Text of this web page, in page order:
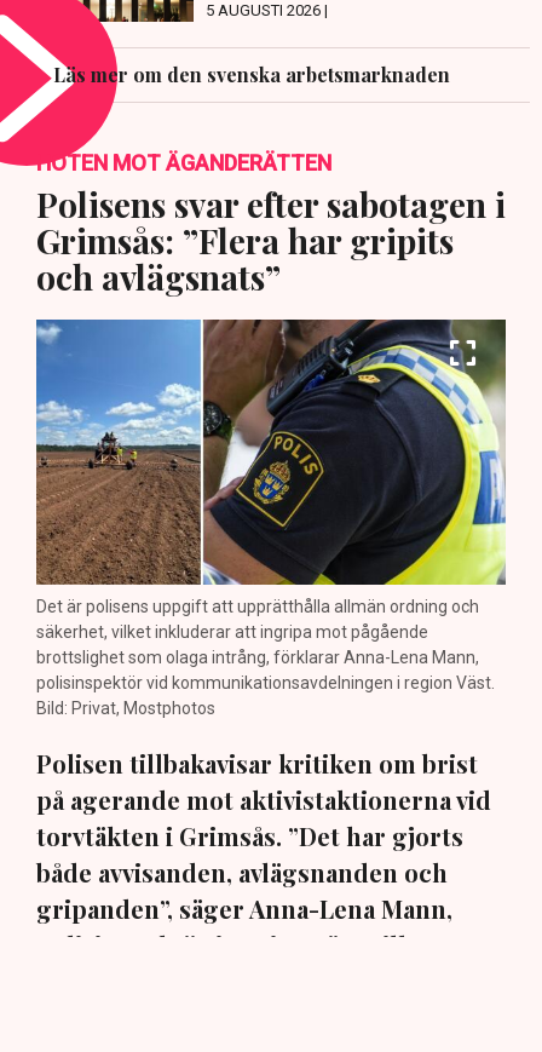
5 AUGUSTI 2026 |
Läs mer om den svenska arbetsmarknaden
HOTEN MOT ÄGANDERÄTTEN
Polisens svar efter sabotagen i
Grimsås: ”Flera har gripits
och avlägsnats”
Det är polisens uppgift att upprätthålla allmän ordning och
säkerhet, vilket inkluderar att ingripa mot pågående
brottslighet som olaga intrång, förklarar Anna-Lena Mann,
polisinspektör vid kommunikationsavdelningen i region Väst.
Bild: Privat, Mostphotos
Polisen tillbakavisar kritiken om brist
på agerande mot aktivistaktionerna vid
torvtäkten i Grimsås. ”Det har gjorts
både avvisanden, avlägsnanden och
gripanden”, säger Anna-Lena Mann,
polisinspektör i region Väst, till TN.